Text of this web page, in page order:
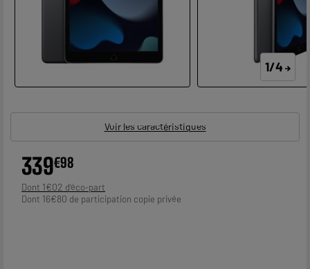
1/4
Voir les caractéristiques
339€98
Dont 1€02
Dont 16€80